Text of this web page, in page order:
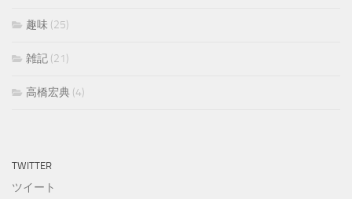
趣味 (25)
雑記 (21)
高橋宏典 (4)
TWITTER
ツイート